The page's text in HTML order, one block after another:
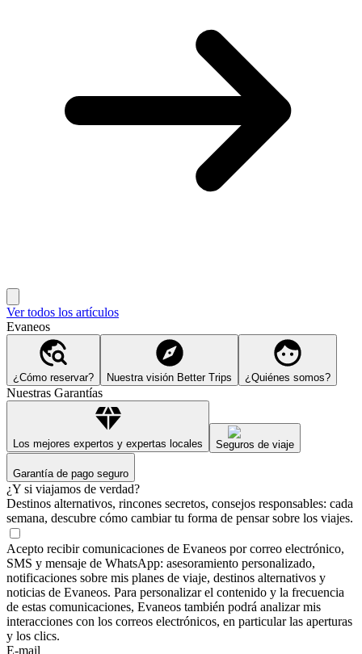
Ver todos los artículos
Evaneos
¿Cómo reservar? Nuestra visión Better Trips ¿Quiénes somos?
Nuestras Garantías
Los mejores expertos y expertas locales Seguros de viaje
Garantía de pago seguro
¿Y si viajamos de verdad?
Destinos alternativos, rincones secretos, consejos responsables: cada
semana, descubre cómo cambiar tu forma de pensar sobre los viajes.
Acepto recibir comunicaciones de Evaneos por correo electrónico,
SMS y mensaje de WhatsApp: asesoramiento personalizado,
notificaciones sobre mis planes de viaje, destinos alternativos y
noticias de Evaneos. Para personalizar el contenido y la frecuencia
de estas comunicaciones, Evaneos también podrá analizar mis
interacciones con los correos electrónicos, en particular las aperturas
y los clics.
E-mail